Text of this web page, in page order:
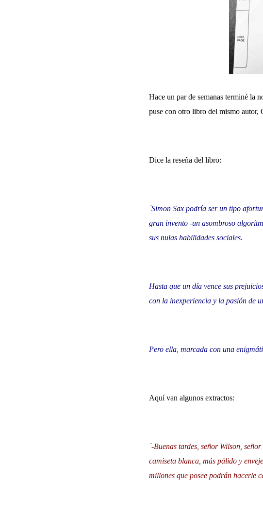
Hace un par de semanas terminé la
puse con otro libro del mismo autor,
Dice la reseña del libro:
¨Simon Sax podría ser un tipo
gran invento -un asombroso
sus nulas habilidades sociales.
Hasta que un día vence sus
con la inexperiencia y la pasión de
Pero ella, marcada con una
Aquí van algunos extractos:
¨-Buenas tardes, señor Wilson,
camiseta blanca, más pálido y
millones que posee podrán hacerle